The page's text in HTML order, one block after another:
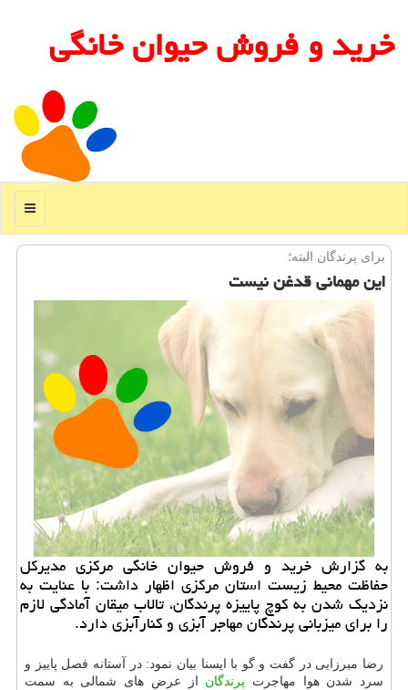
خرید و فروش حیوان خانگی
منو
برای پرندگان البته؛
این مهمانی قدغن نیست
به گزارش خرید و فروش حیوان خانگی مركزی مدیركل
حفاظت محیط زیست استان مركزی اظهار داشت: با عنایت به
نزدیك شدن به كوچ پاییزه پرندگان، تالاب میقان آمادگی لازم
را برای میزبانی پرندگان مهاجر آبزی و كنارآبزی دارد.
رضا میرزایی در گفت و گو با ایسنا بیان نمود: در آستانه فصل پاییز و
سرد شدن هوا مهاجرت پرندگان از عرض های شمالی به سمت